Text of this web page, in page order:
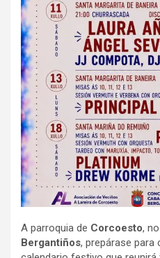
A parroquia de Corcoesto,
Bergantiños, prepárase para